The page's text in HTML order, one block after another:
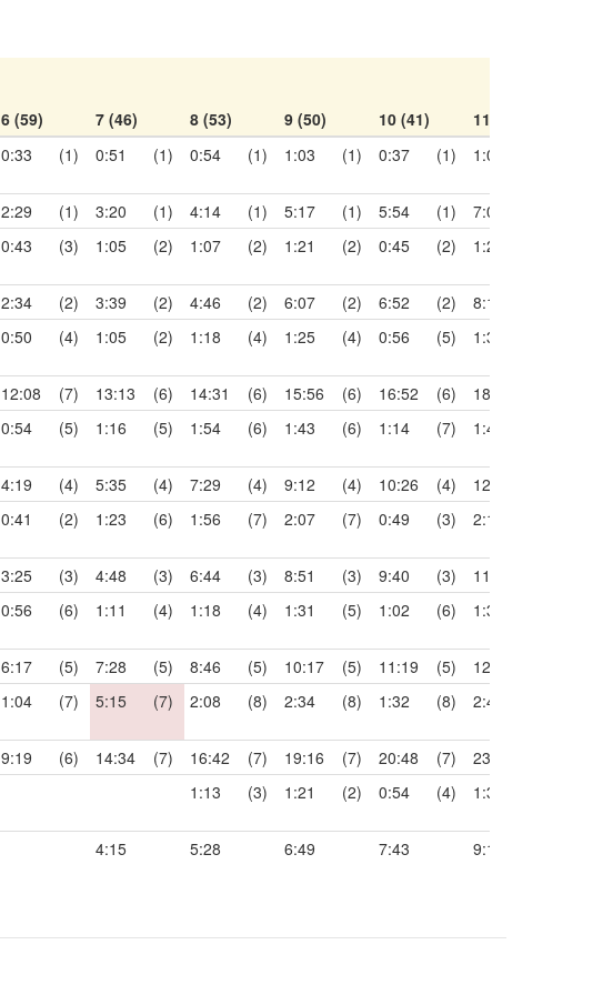
6 (59) 7 (46) 8 (53) 9 (50) 10 (41) 11 (54)
0:33 (1) 0:51 (1) 0:54 (1) 1:03 (1) 0:37 (1) 1:06
2:29 (1) 3:20 (1) 4:14 (1) 5:17 (1) 5:54 (1) 7:00
0:43 (3) 1:05 (2) 1:07 (2) 1:21 (2) 0:45 (2) 1:22
2:34 (2) 3:39 (2) 4:46 (2) 6:07 (2) 6:52 (2) 8:14
0:50 (4) 1:05 (2) 1:18 (4) 1:25 (4) 0:56 (5) 1:37
12:08 (7) 13:13 (6) 14:31 (6) 15:56 (6) 16:52 (6) 18:29
0:54 (5) 1:16 (5) 1:54 (6) 1:43 (6) 1:14 (7) 1:45
4:19 (4) 5:35 (4) 7:29 (4) 9:12 (4) 10:26 (4) 12:11
0:41 (2) 1:23 (6) 1:56 (7) 2:07 (7) 0:49 (3) 2:15
3:25 (3) 4:48 (3) 6:44 (3) 8:51 (3) 9:40 (3) 11:55
0:56 (6) 1:11 (4) 1:18 (4) 1:31 (5) 1:02 (6) 1:33
6:17 (5) 7:28 (5) 8:46 (5) 10:17 (5) 11:19 (5) 12:52
1:04 (7) 5:15 (7) 2:08 (8) 2:34 (8) 1:32 (8) 2:45
9:19 (6) 14:34 (7) 16:42 (7) 19:16 (7) 20:48 (7) 23:33
1:13 (3) 1:21 (2) 0:54 (4) 1:33
4:15 5:28 6:49 7:43 9:16